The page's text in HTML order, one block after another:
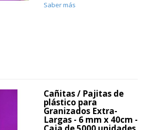
Saber más
Cañitas / Pajitas de
plástico para
Granizados Extra-
Largas - 6 mm x 40cm -